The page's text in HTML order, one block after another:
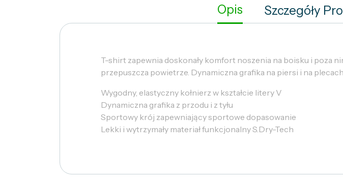
Opis Szczegóły
T-shirt zapewnia doskonały komfort noszenia na boisku i poza
przepuszcza powietrze. Dynamiczna grafika na piersi i na
Wygodny, elastyczny kołnierz w kształcie litery V
Dynamiczna grafika z przodu i z tyłu
Sportowy krój zapewniający sportowe dopasowanie
Lekki i wytrzymały materiał funkcjonalny S.Dry-Tech